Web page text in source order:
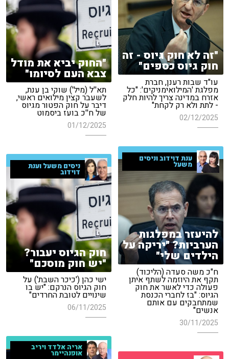
"זה לא חוק גיוס - זה
חוק גיוס כספים"
עו"ד שבות רענן, חברת
מפלגת 'המילואימניקים': "כל
אזרח במדינה צריך להיות חלק
- לתת ולא רק לקחת"
02/12/2025
"החוק יביא את מודל
צבא העם לסיומו"
תא''ל (מיל') שוקי בן ענת,
לשעבר קצין מילואים ראשי,
דיבר על חוק הפטור מגיוס
של ח''כ בועז ביסמוט
01/12/2025
ענת דוידוב וניסים
משעל
להיעזר במפלגות
הערביות? "יריקה על
הילדים שלי"
ח"כ משה סעדה (הליכוד)
תקף את היוזמה לשתף איתן
פעולה כדי לאשר את חוק
הגיוס: "בז לחברי הכנסת
שמתחבקים עם אותם
אנשים"
30/11/2025
ניסים משעל וענת
דוידוב
חוק הגיוס יעבור?
"יש חוק מוסכם"
ישי כהן ('כיכר השבת') על
חוק הגיוס הנרקם: "יש בו
שינויים לטובת החרדים"
06/11/2025
אריה אלדד ויריב
אופנהיימר